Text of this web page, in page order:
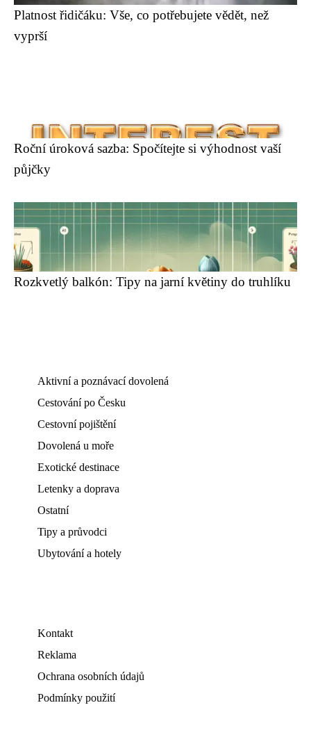
Platnost řidičáku: Vše, co potřebujete vědět, než
vyprší
Roční úroková sazba: Spočítejte si výhodnost vaší
půjčky
Rozkvetlý balkón: Tipy na jarní květiny do truhlíku
Aktivní a poznávací dovolená
Cestování po Česku
Cestovní pojištění
Dovolená u moře
Exotické destinace
Letenky a doprava
Ostatní
Tipy a průvodci
Ubytování a hotely
Kontakt
Reklama
Ochrana osobních údajů
Podmínky použití